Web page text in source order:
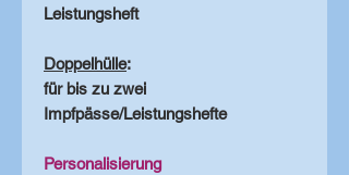
Leistungsheft
Doppelhülle:
für bis zu zwei
Impfpässe/Leistungshefte
Personalisierung